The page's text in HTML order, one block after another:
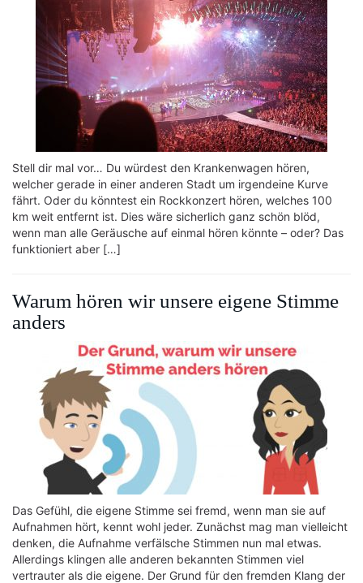
Stell dir mal vor… Du würdest den Krankenwagen hören,
welcher gerade in einer anderen Stadt um irgendeine Kurve
fährt. Oder du könntest ein Rockkonzert hören, welches 100
km weit entfernt ist. Dies wäre sicherlich ganz schön blöd,
wenn man alle Geräusche auf einmal hören könnte – oder? Das
funktioniert aber […]
Warum hören wir unsere eigene Stimme
anders
Das Gefühl, die eigene Stimme sei fremd, wenn man sie auf
Aufnahmen hört, kennt wohl jeder. Zunächst mag man vielleicht
denken, die Aufnahme verfälsche Stimmen nun mal etwas.
Allerdings klingen alle anderen bekannten Stimmen viel
vertrauter als die eigene. Der Grund für den fremden Klang der